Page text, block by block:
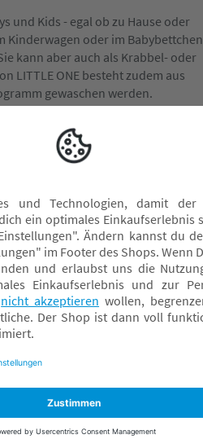
und Kids - egal ob zu Hause oder
Kinderwagen oder im Babybettchen
kann aber auch als Krabbel- oder
LITTLE ONE besteht zudem aus
gewaschen werden.
Stillkissen